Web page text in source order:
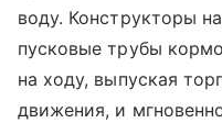
воду. Конструкторы
пусковые трубы
на ходу, выпуская
движения, и